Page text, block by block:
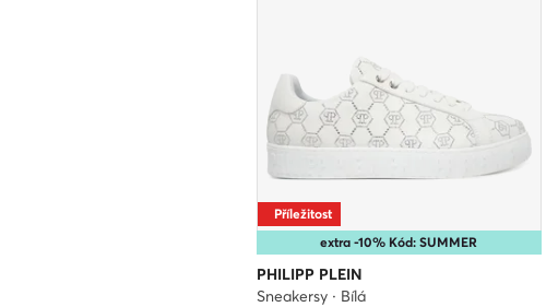
extra -10% Kód: SUMMER
Příležitost
PHILIPP PLEIN
Sneakersy · Bílá